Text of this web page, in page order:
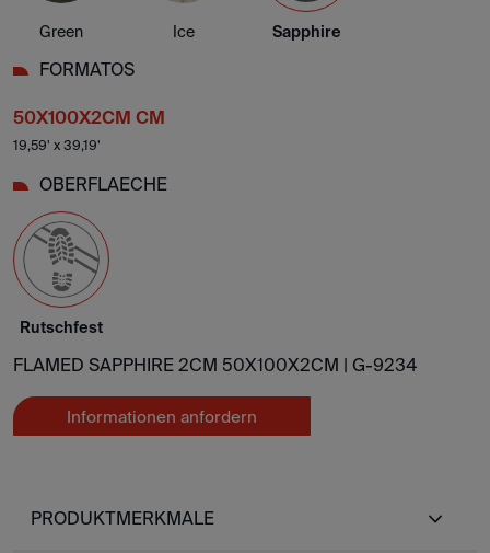
Green Ice Sapphire
FORMATOS
50X100X2CM CM
19,59' x 39,19'
OBERFLAECHE
Rutschfest
FLAMED SAPPHIRE 2CM 50X100X2CM | G-9234
Informationen anfordern
PRODUKTMERKMALE